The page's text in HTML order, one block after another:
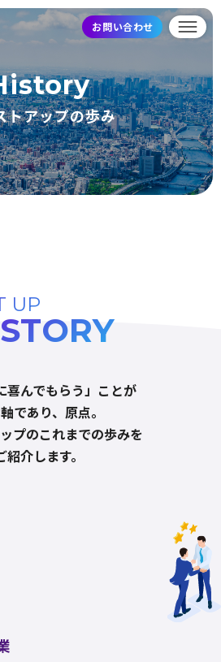
お問い合わせ
トアップの歩み
UP
喜んでもらう」ことが
であり、原点。
プのこれまでの歩みを
紹介します。